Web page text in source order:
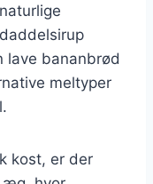
lave bananbrød
meltyper
kost, er der